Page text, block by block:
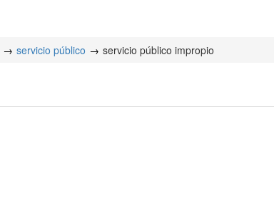
servicio público servicio público impropio